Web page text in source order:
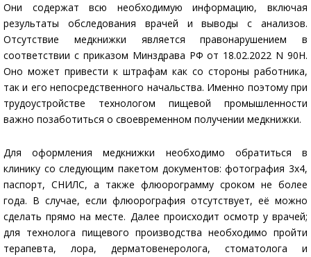
Они содержат всю необходимую информацию, включая
результаты обследования врачей и выводы с анализов.
Отсутствие медкнижки является правонарушением в
соответствии с приказом Минздрава РФ от 18.02.2022 N 90Н.
Оно может привести к штрафам как со стороны работника,
так и его непосредственного начальства. Именно поэтому при
трудоустройстве технологом пищевой промышленности
важно позаботиться о своевременном получении медкнижки.
Для оформления медкнижки необходимо обратиться в
клинику со следующим пакетом документов: фотография 3х4,
паспорт, СНИЛС, а также флюорограмму сроком не более
года. В случае, если флюорография отсутствует, её можно
сделать прямо на месте. Далее происходит осмотр у врачей;
для технолога пищевого производства необходимо пройти
терапевта, лора, дерматовенеролога, стоматолога и